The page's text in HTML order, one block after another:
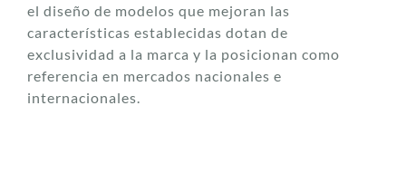
el diseño de modelos que mejoran las
características establecidas dotan de
exclusividad a la marca y la posicionan como
referencia en mercados nacionales e
internacionales.